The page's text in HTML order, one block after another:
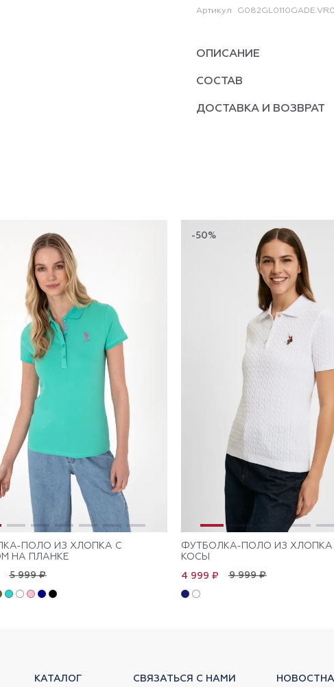
Артикул
ОПИСАНИЕ
СОСТАВ
ДОСТАВКА И ВОЗВРАТ
ПОЛО ИЗ ХЛОПКА С
НА ПЛАНКЕ
5 999 ₽
-50%
ФУТБОЛКА-ПОЛО ИЗ ХЛОПКА
КОСЫ
9 999 ₽
4 999 ₽
КАТАЛОГ СВЯЗАТЬСЯ С НАМИ